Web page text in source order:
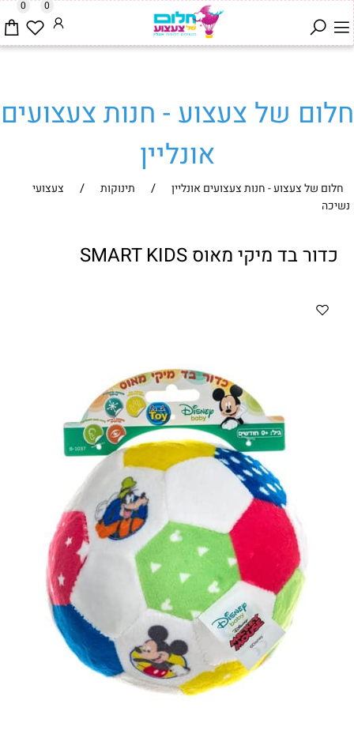
0 0
חלום של צעצוע - חנות צעצועים
אונליין
חלום של צעצוע - חנות צעצועים אונליין / תינוקות /
צעצועי
נשיכה
כדור בד מיקי מאוס SMART KIDS